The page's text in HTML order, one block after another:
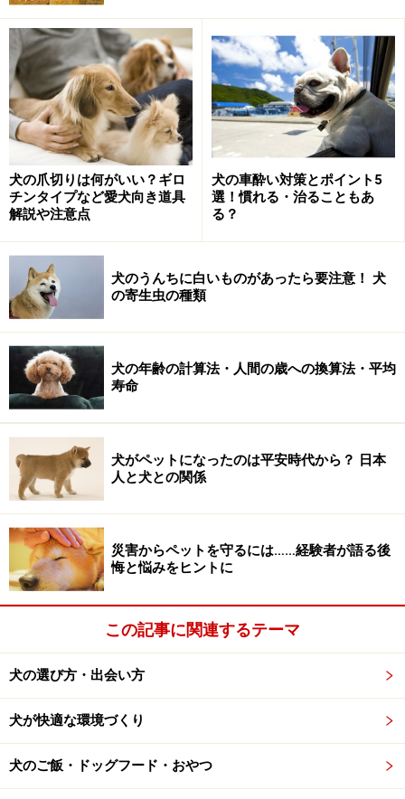
おくと、決していいことはありません。たとえば、以下
のようなこと。
通気性がよくなくなる、また汚れがたまりやすくな
ることから炎症を起こし、皮膚炎につながることが
ある。
毛がつれてしまって皮膚が引っ張られ、歩きにくか
ったり、痛みを感じることもある。最悪、状況によ
っては皮膚が裂けることも……。
毛玉がひどければひどいほど、それを処置する時間
ルーミングが嫌いになることも考えられる。また、
処置をする際、多少皮膚が引っ張られることもある
ある。
安易に考えたくないのが毛玉というわけですね。
犬に毛玉はなぜできるのか？
では、毛玉はなぜできるのでしょうか？ その主な原因は
以下の2つ。
ブラッシング不足。
毛がこすれやすい。
首の周りや胸の下、お腹、脇の下、内股などは毛玉がで
きやすい箇所。つまり、毛がこすれやすい部分なわけで
す。首輪を常時つけっぱなしである、洋服を着せること
が多い、というようなことでも毛玉ができやすくなりま
犬の爪切りは何がいい？ギロ
チンタイプなど愛犬向き道具
解説や注意点
犬の車酔い対策とポイント5
選！慣れる・治ることもあ
る？
犬のうんちに白いものがあったら要注意！ 犬
の寄生虫の種類
犬の年齢の計算法・人間の歳への換算法・平均
寿命
犬がペットになったのは平安時代から？ 日本
人と犬との関係
災害からペットを守るには……経験者が語る後
悔と悩みをヒントに
この記事に関連するテーマ
犬の選び方・出会い方
犬が快適な環境づくり
犬のご飯・ドッグフード・おやつ